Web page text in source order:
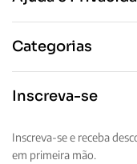
Categorias
Inscreva-se
Inscreva-se e receba
em primeira mão.